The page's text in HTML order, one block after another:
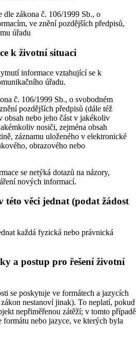
dle zákona č. 106/1999 Sb., o
ve znění pozdějších předpisů,
úřadu
k životní situaci
informace vztahující se k
úřadu.
č. 106/1999 Sb., o svobodném
pozdějších předpisů (dále též
nebo jeho část v jakékoliv
nosiči, zejména obsah
záznamu uloženého v elektronické
obrazového nebo
se netýká dotazů na názory,
nových informací.
této věci jednat (podat žádost
každá fyzická nebo právnická
a postup pro řešení životní
se poskytuje ve formátech a jazycích
nestanoví jinak). To neplatí, pokud
nepřiměřenou zátěží; v tomto případě
formátu nebo jazyce, ve kterých byla